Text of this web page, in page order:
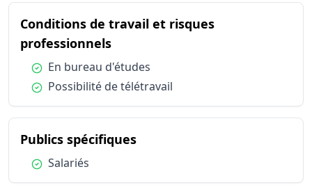
Publics spécifiques
Salariés
Statut d'emploi
Conditions de travail et risques
professionnelsdu métier Ingénieur /
Condition :
En bureau d'études
Condition :
Possibilité de télétravail
Publics spécifiquesdu métier Ingénieur /
Condition :
Salariés